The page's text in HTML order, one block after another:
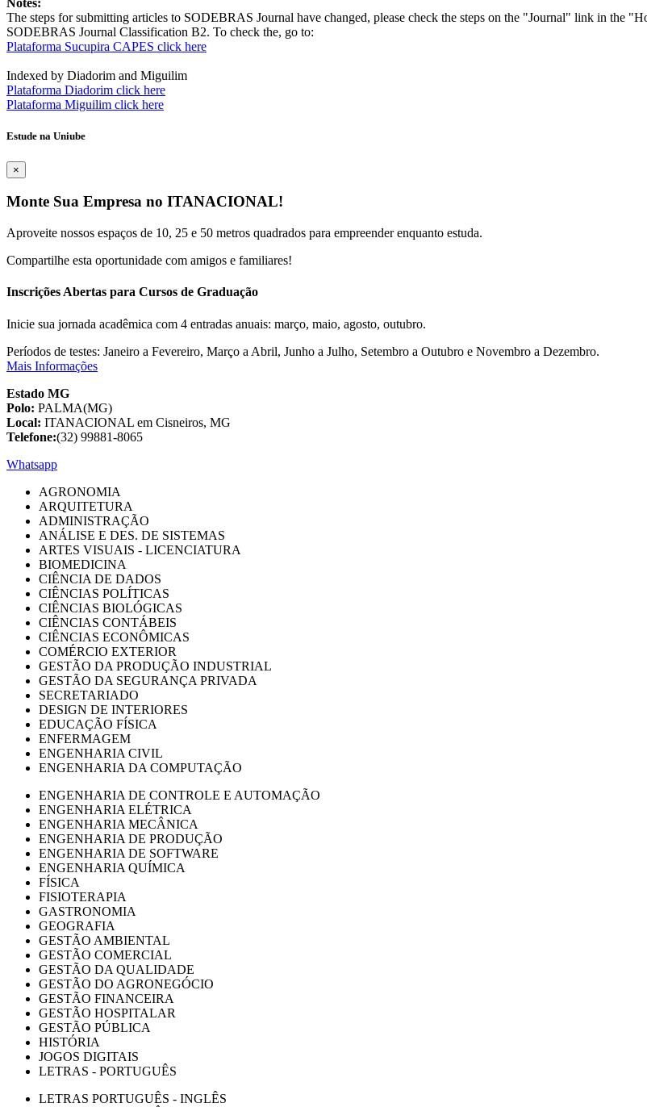
Notes:
The steps for submitting articles to SODEBRAS Journal have changed, please check the steps on the "Journal" link in the
SODEBRAS Journal Classification B2. To check the, go to:
Plataforma Sucupira CAPES click here
Indexed by Diadorim and Miguilim
Plataforma Diadorim click here
Plataforma Miguilim click here
Estude na Uniube
×
Monte Sua Empresa no ITANACIONAL!
Aproveite nossos espaços de 10, 25 e 50 metros quadrados para empreender enquanto estuda.
Compartilhe esta oportunidade com amigos e familiares!
Inscrições Abertas para Cursos de Graduação
Inicie sua jornada acadêmica com 4 entradas anuais: março, maio, agosto, outubro.
Períodos de testes: Janeiro a Fevereiro, Março a Abril, Junho a Julho, Setembro a Outubro e Novembro a Dezembro.
Mais Informações
Estado MG
Polo: PALMA(MG)
Local: ITANACIONAL em Cisneiros, MG
Telefone:(32) 99881-8065
Whatsapp
AGRONOMIA
ARQUITETURA
ADMINISTRAÇÃO
ANÁLISE E DES. DE SISTEMAS
ARTES VISUAIS - LICENCIATURA
BIOMEDICINA
CIÊNCIA DE DADOS
CIÊNCIAS POLÍTICAS
CIÊNCIAS BIOLÓGICAS
CIÊNCIAS CONTÁBEIS
CIÊNCIAS ECONÔMICAS
COMÉRCIO EXTERIOR
GESTÃO DA PRODUÇÃO INDUSTRIAL
GESTÃO DA SEGURANÇA PRIVADA
SECRETARIADO
DESIGN DE INTERIORES
EDUCAÇÃO FÍSICA
ENFERMAGEM
ENGENHARIA CIVIL
ENGENHARIA DA COMPUTAÇÃO
ENGENHARIA DE CONTROLE E AUTOMAÇÃO
ENGENHARIA ELÉTRICA
ENGENHARIA MECÂNICA
ENGENHARIA DE PRODUÇÃO
ENGENHARIA DE SOFTWARE
ENGENHARIA QUÍMICA
FÍSICA
FISIOTERAPIA
GASTRONOMIA
GEOGRAFIA
GESTÃO AMBIENTAL
GESTÃO COMERCIAL
GESTÃO DA QUALIDADE
GESTÃO DO AGRONEGÓCIO
GESTÃO FINANCEIRA
GESTÃO HOSPITALAR
GESTÃO PÚBLICA
HISTÓRIA
JOGOS DIGITAIS
LETRAS - PORTUGUÊS
LETRAS PORTUGUÊS - INGLÊS